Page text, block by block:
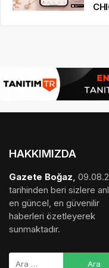
HAKKIMIZDA
Gazete Boğaz,
tarihinden beri sizlere
en güncel, en güvenilir
haberleri özetleyerek
sunmaktadır.